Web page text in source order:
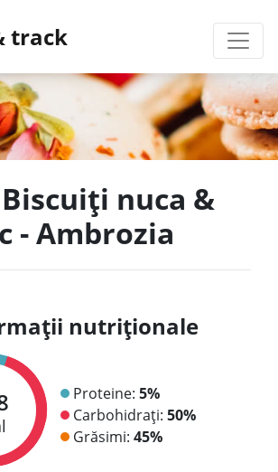
track
nuca &
- Ambrozia
nutriționale
Proteine: 5%
Carbohidrați: 50%
Grăsimi: 45%